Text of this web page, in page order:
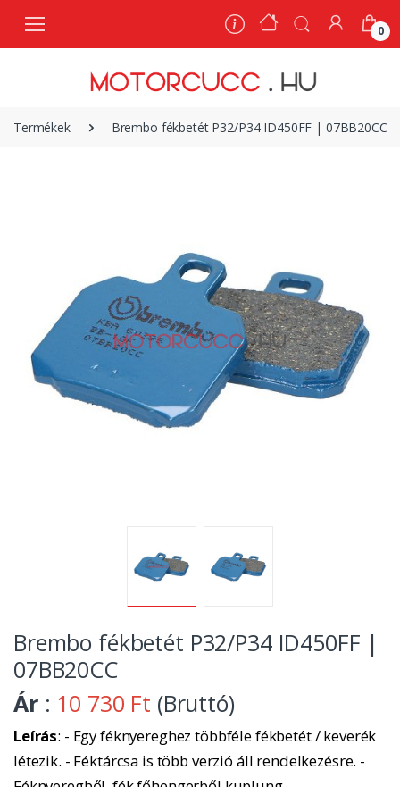
0
Termékek Brembo fékbetét P32/P34 ID450FF | 07BB20CC
Brembo fékbetét P32/P34 ID450FF |
07BB20CC
Ár : 10 730 Ft (Bruttó)
Leírás: - Egy féknyereghez többféle fékbetét / keverék
létezik. - Féktárcsa is több verzió áll rendelkezésre. -
0